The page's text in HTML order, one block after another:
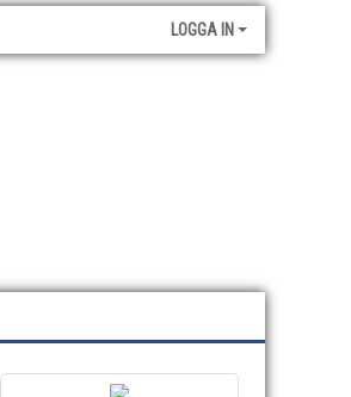
LOGGA IN